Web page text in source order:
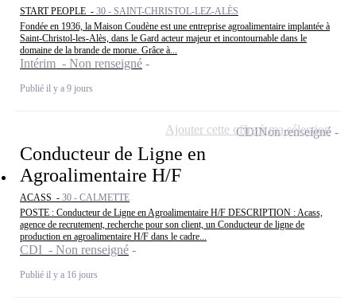
START PEOPLE - 30 - SAINT-CHRISTOL-LEZ-ALÈS
Fondée en 1936, la Maison Coudène est une entreprise agroalimentaire implantée à
Saint-Christol-les-Alès, dans le Gard acteur majeur et incontournable dans le
domaine de la brande de morue. Grâce à...
Intérim - Non renseigné
Publié il y a 9 jours
Conducteur de Ligne en
Agroalimentaire H/F
ACASS - 30 - CALMETTE
POSTE : Conducteur de Ligne en Agroalimentaire H/F DESCRIPTION : Acass,
agence de recrutement, recherche pour son client, un Conducteur de ligne de
production en agroalimentaire H/F dans le cadre...
CDI - Non renseigné
Publié il y a 16 jours
CDINon renseigné
Ajouter cette offre à ma sélection